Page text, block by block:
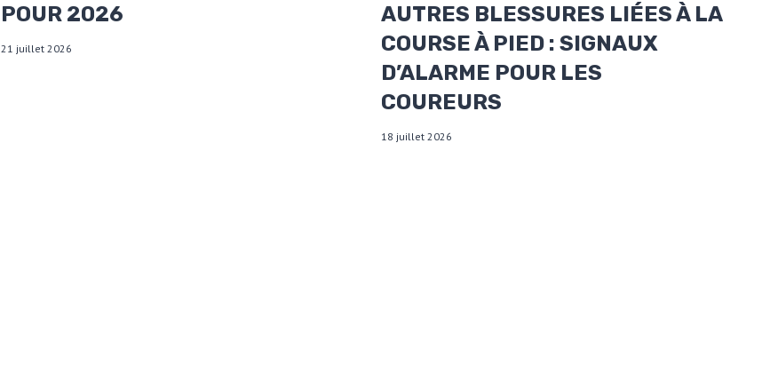
POUR 2026
21 juillet 2026
AUTRES BLESSURES LIÉES À LA
COURSE À PIED : SIGNAUX
D’ALARME POUR LES
COUREURS
18 juillet 2026